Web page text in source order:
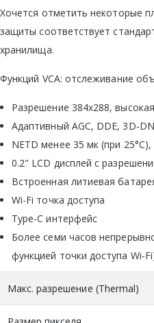
Хочется отметить некоторые
защиты соответствует
хранилища.
Функций VCA: отслеживание
Разрешение 384х288,
Адаптивный AGC, DDE, 3D-
NETD менее 35 мк (при 25°C),
0.2" LCD дисплей c
Встроенная литиевая
Wi-Fi точка доступа
Type-C интерфейс
Более семи часов
функцией точки доступа Wi-
Макс. разрешение (Thermal)